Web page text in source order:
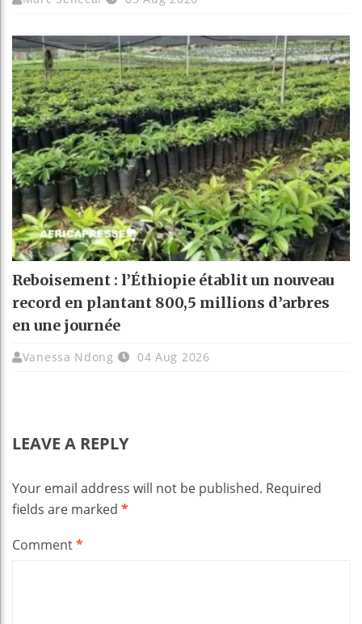
Reboisement : l’Éthiopie établit un nouveau
record en plantant 800,5 millions d’arbres
en une journée
Vanessa Ndong 04 Aug 2026
LEAVE A REPLY
Your email address will not be published. Required
fields are marked *
Comment*